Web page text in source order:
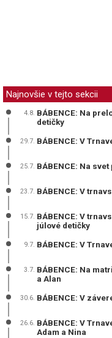
Najnovšie v tejto sekcii
4.8. BÁBENCE: Na
detičky
29.7. BÁBENCE: V
25.7. BÁBENCE: Na
23.7. BÁBENCE: V
15.7. BÁBENCE: V
júlové detičky
9.7. BÁBENCE: V
3.7. BÁBENCE: Na
a Alan
30.6. BÁBENCE: V
26.6. BÁBENCE: V
Adam a Nina